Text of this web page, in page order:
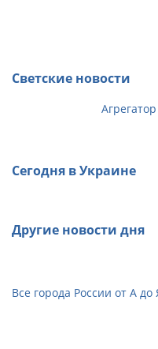
Светские новости
Сегодня в Украине
Другие новости дня
Все города России от А до